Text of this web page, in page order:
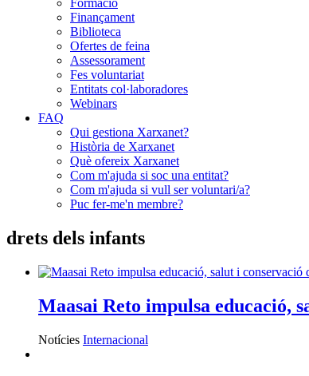
Formació
Finançament
Biblioteca
Ofertes de feina
Assessorament
Fes voluntariat
Entitats col·laboradores
Webinars
FAQ
Qui gestiona Xarxanet?
Història de Xarxanet
Què ofereix Xarxanet
Com m'ajuda si soc una entitat?
Com m'ajuda si vull ser voluntari/a?
Puc fer-me'n membre?
drets dels infants
Maasai Reto impulsa educació,
Notícies Internacional